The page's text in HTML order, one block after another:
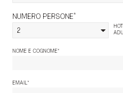
NUMERO PERSONE*
2
NOME E COGNOME*
EMAIL *